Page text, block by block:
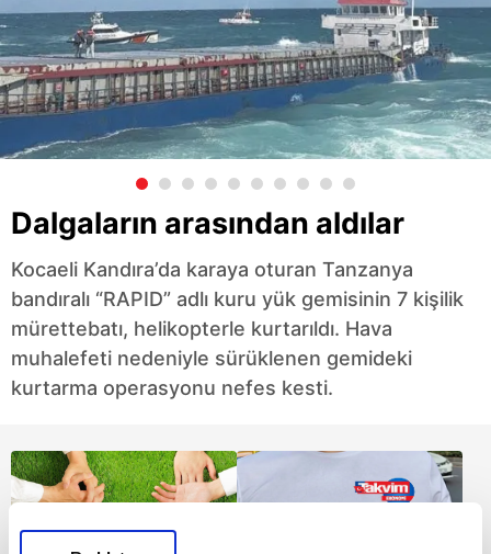
Dalgaların arasından aldılar
Kocaeli Kandıra’da karaya oturan Tanzanya
bandıralı “RAPID” adlı kuru yük gemisinin 7 kişilik
mürettebatı, helikopterle kurtarıldı. Hava
muhalefeti nedeniyle sürüklenen gemideki
kurtarma operasyonu nefes kesti.